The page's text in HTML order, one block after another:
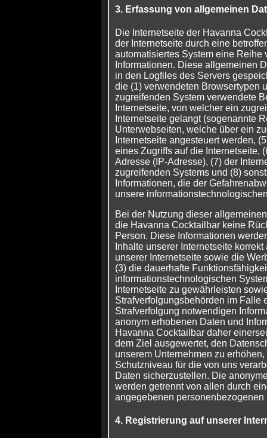
3. Erfassung von allgemeinen
Die Internetseite der Havanna
der Internetseite durch eine
automatisiertes System eine Reihe
Informationen. Diese allgemeinen
in den Logfiles des Servers
die (1) verwendeten Browsertypen
zugreifenden System verwendete
Internetseite, von welcher ein
Internetseite gelangt (sogenannte
Unterwebseiten, welche über ein
Internetseite angesteuert werden,
eines Zugriffs auf die Internetseite,
Adresse (IP-Adresse), (7) der
zugreifenden Systems und (8)
Informationen, die der
unsere
Bei der Nutzung dieser
die Havanna Cocktailbar keine
Person. Diese Informationen
Inhalte unserer Internetseite
unserer Internetseite sowie die
(3) die dauerhafte
informationstechnologischen
Internetseite zu gewährleisten
Strafverfolgungsbehörden im Falle
Strafverfolgung notwendigen
anonym erhobenen Daten und
Havanna Cocktailbar daher
dem Ziel ausgewertet, den
unserem Unternehmen zu
Schutzniveau für die von uns
Daten sicherzustellen. Die
werden getrennt von allen durch
angegebenen personenbezogenen
4. Registrierung auf unserer